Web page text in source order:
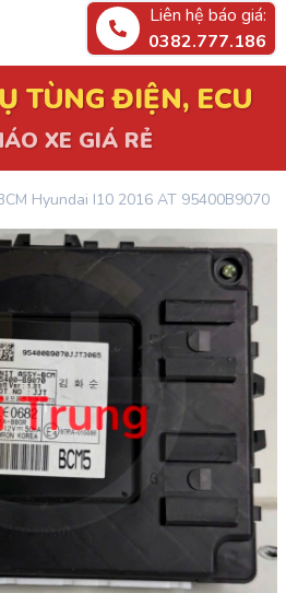
Liên hệ báo giá:
0382.777.186
TÙNG ĐIỆN, ECU
XE GIÁ RẺ
Hyundai I10 2016 AT 95400B9070